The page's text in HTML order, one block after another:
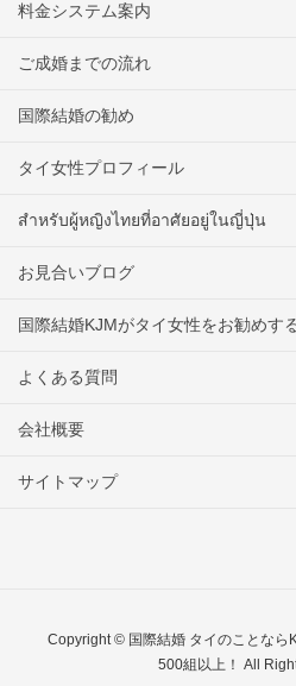
料金システム案内
ご成婚までの流れ
国際結婚の勧め
タイ女性プロフィール
สำหรับผู้หญิงไทยที่อาศัยอยู่ในญี่ปุ่น
お見合いブログ
国際結婚KJMがタイ女性をお勧めす
よくある質問
会社概要
サイトマップ
Copyright © 国際結婚 タイのことなら
500組以上！ All